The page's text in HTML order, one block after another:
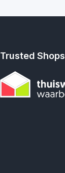
Trusted Shops